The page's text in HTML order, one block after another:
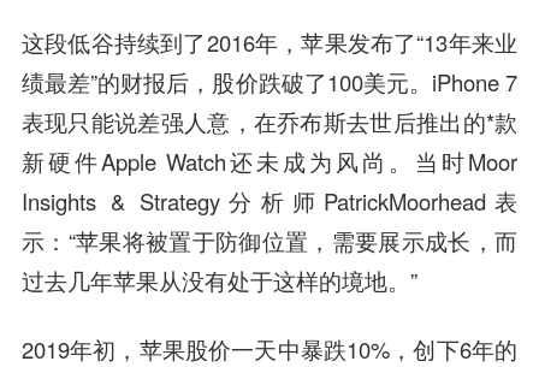
这段低谷持续到了2016年，苹果发布了“13年来业
绩最差”的财报后，股价跌破了100美元。iPhone 7
表现只能说差强人意，在乔布斯去世后推出的*款
新硬件Apple Watch还未成为风尚。当时Moor
Insights & Strategy分析师PatrickMoorhead表
示：“苹果将被置于防御位置，需要展示成长，而
过去几年苹果从没有处于这样的境地。”
2019年初，苹果股价一天中暴跌10%，创下6年的